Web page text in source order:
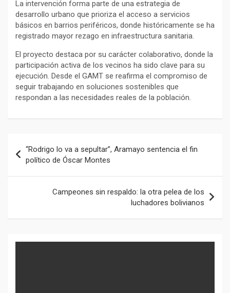
La intervención forma parte de una estrategia de
desarrollo urbano que prioriza el acceso a servicios
básicos en barrios periféricos, donde históricamente se ha
registrado mayor rezago en infraestructura sanitaria.
El proyecto destaca por su carácter colaborativo, donde la
participación activa de los vecinos ha sido clave para su
ejecución. Desde el GAMT se reafirma el compromiso de
seguir trabajando en soluciones sostenibles que
respondan a las necesidades reales de la población.
de
entradas
“Rodrigo lo va a sepultar”, Aramayo sentencia el fin
político de Óscar Montes
Campeones sin respaldo: la otra pelea de los
luchadores bolivianos